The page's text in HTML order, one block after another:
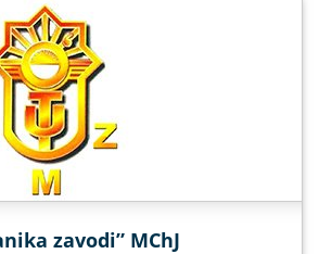
zavodi” MChJ